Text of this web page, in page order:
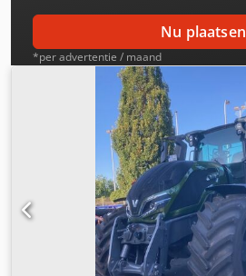
Nu plaatsen
*per advertentie / maand